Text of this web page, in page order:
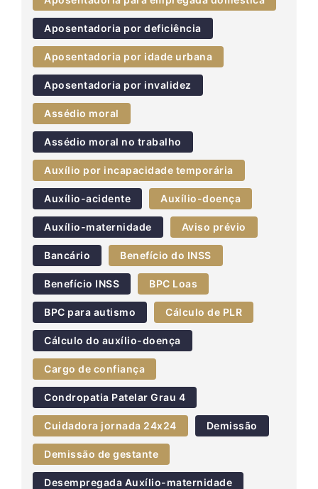
Aposentadoria por deficiência
Aposentadoria por idade urbana
Aposentadoria por invalidez
Assédio moral
Assédio moral no trabalho
Auxílio por incapacidade temporária
Auxílio-acidente Auxílio-doença
Auxílio-maternidade Aviso prévio
Bancário Benefício do INSS
Benefício INSS BPC Loas
BPC para autismo Cálculo de PLR
Cálculo do auxílio-doença
Cargo de confiança
Condropatia Patelar Grau 4
Cuidadora jornada 24x24 Demissão
Demissão de gestante
Desempregada Auxílio-maternidade